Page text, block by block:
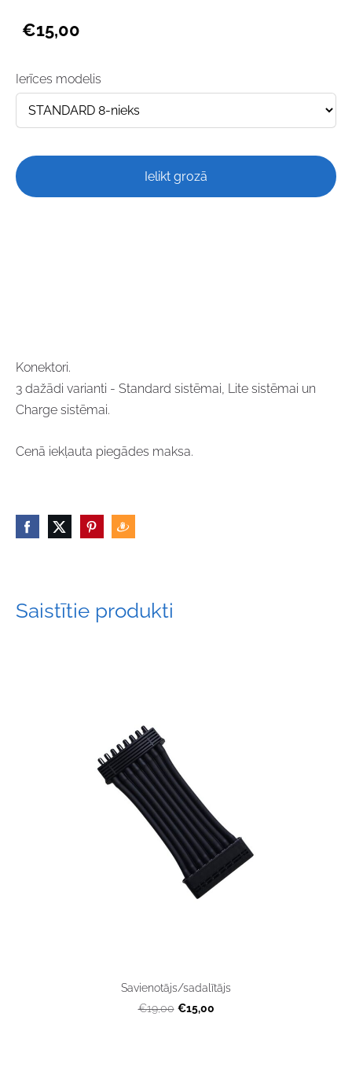
€15,00
Ierīces modelis
Ielikt grozā
Konektori.
3 dažādi varianti - Standard sistēmai, Lite sistēmai un
Charge sistēmai.
Cenā iekļauta piegādes maksa.
Saistītie produkti
Savienotājs/sadalītājs
€19,00 €15,00